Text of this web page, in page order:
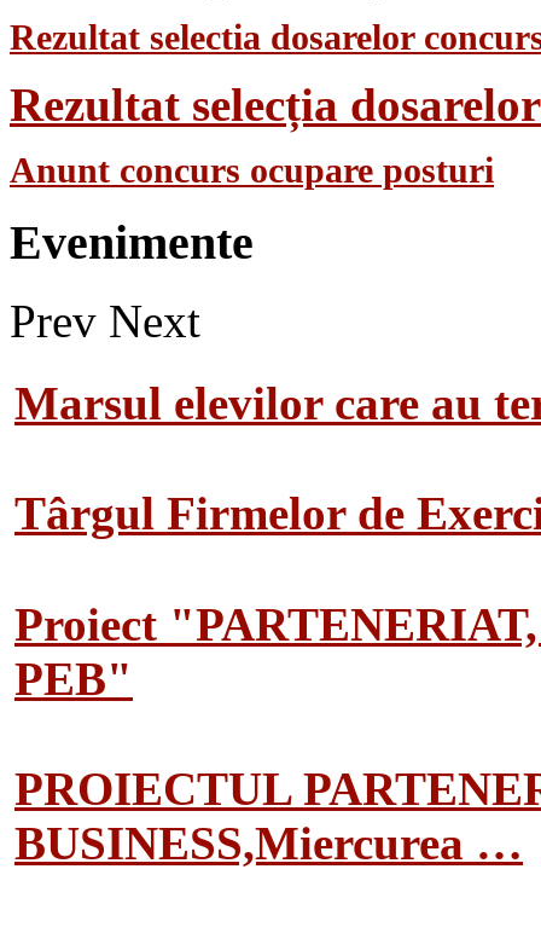
Rezultat selectia dosarelor
Rezultat selecția
Anunt concurs ocupare posturi
Evenimente
Prev Next
Marsul elevilor care au
Târgul Firmelor de
Proiect
PEB"
PROIECTUL
BUSINESS,Miercurea …